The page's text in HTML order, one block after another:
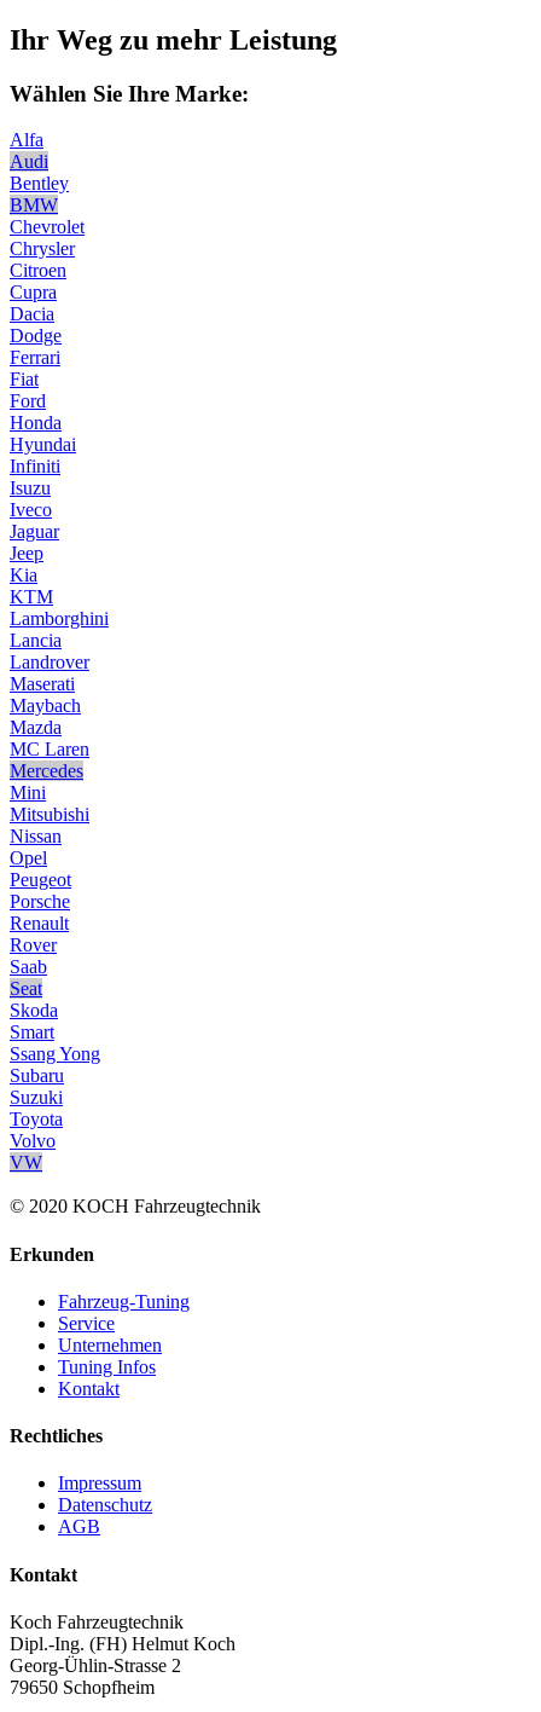
Ihr Weg zu mehr Leistung
Wählen Sie Ihre Marke:
Alfa
Audi
Bentley
BMW
Chevrolet
Chrysler
Citroen
Cupra
Dacia
Dodge
Ferrari
Fiat
Ford
Honda
Hyundai
Infiniti
Isuzu
Iveco
Jaguar
Jeep
Kia
KTM
Lamborghini
Lancia
Landrover
Maserati
Maybach
Mazda
MC Laren
Mercedes
Mini
Mitsubishi
Nissan
Opel
Peugeot
Porsche
Renault
Rover
Saab
Seat
Skoda
Smart
Ssang Yong
Subaru
Suzuki
Toyota
Volvo
VW
© 2020 KOCH Fahrzeugtechnik
Erkunden
Fahrzeug-Tuning
Service
Unternehmen
Tuning Infos
Kontakt
Rechtliches
Impressum
Datenschutz
AGB
Kontakt
Koch Fahrzeugtechnik
Dipl.-Ing. (FH) Helmut Koch
Georg-Ühlin-Strasse 2
79650 Schopfheim